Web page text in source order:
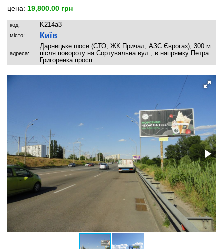
цена: 19,800.00 грн
код: K214a3
місто: Київ
адреса:
Дарницьке шосе (СТО, ЖК Причал, АЗС Єврогаз), 300 м
після повороту на Сортувальна вул., в напрямку Петра
Григоренка просп.